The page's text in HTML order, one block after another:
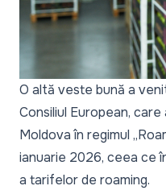
O altă veste bună a
Consiliul European, care
Moldova în regimul
ianuarie 2026, ceea ce
a tarifelor de roaming.